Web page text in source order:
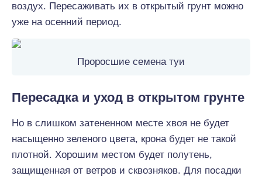
воздух. Пересаживать их в открытый грунт можно
уже на осенний период.
Проросшие семена туи
Пересадка и уход в открытом грунте
Но в слишком затененном месте хвоя не будет
насыщенно зеленого цвета, крона будет не такой
плотной. Хорошим местом будет полутень,
защищенная от ветров и сквозняков. Для посадки